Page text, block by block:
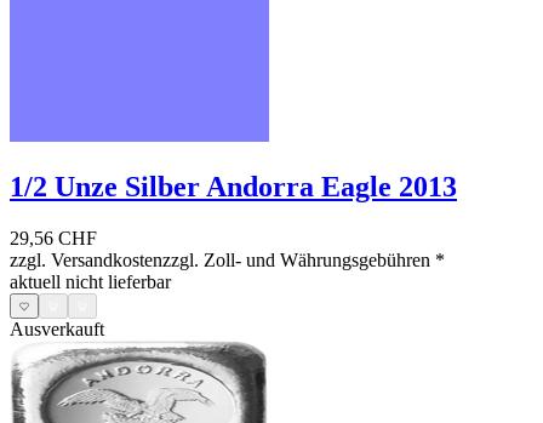
1/2 Unze Silber Andorra Eagle 2013
29,56 CHF
zzgl. Versandkostenzzgl. Zoll- und Währungsgebühren *
aktuell nicht lieferbar
Ausverkauft